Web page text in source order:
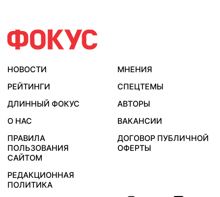
НОВОСТИ
МНЕНИЯ
РЕЙТИНГИ
СПЕЦТЕМЫ
ДЛИННЫЙ ФОКУС
АВТОРЫ
О НАС
ВАКАНСИИ
ПРАВИЛА
ПОЛЬЗОВАНИЯ
САЙТОМ
ДОГОВОР ПУБЛИЧНОЙ
ОФЕРТЫ
РЕДАКЦИОННАЯ
ПОЛИТИКА